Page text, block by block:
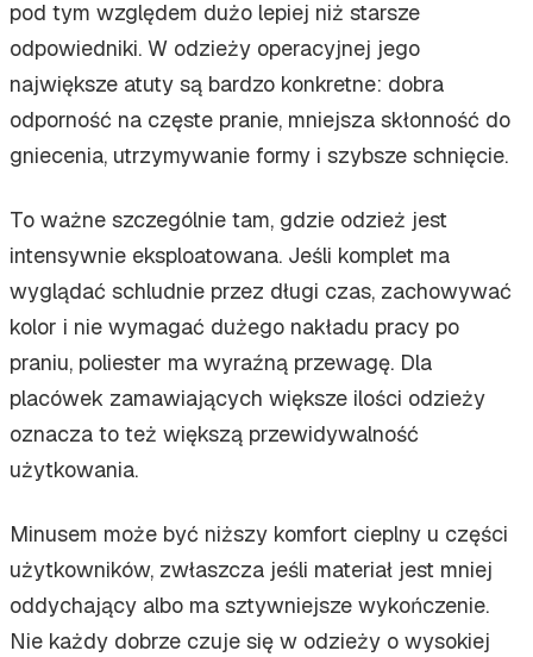
pod tym względem dużo lepiej niż starsze
odpowiedniki. W odzieży operacyjnej jego
największe atuty są bardzo konkretne: dobra
odporność na częste pranie, mniejsza skłonność do
gniecenia, utrzymywanie formy i szybsze schnięcie.
To ważne szczególnie tam, gdzie odzież jest
intensywnie eksploatowana. Jeśli komplet ma
wyglądać schludnie przez długi czas, zachowywać
kolor i nie wymagać dużego nakładu pracy po
praniu, poliester ma wyraźną przewagę. Dla
placówek zamawiających większe ilości odzieży
oznacza to też większą przewidywalność
użytkowania.
Minusem może być niższy komfort cieplny u części
użytkowników, zwłaszcza jeśli materiał jest mniej
oddychający albo ma sztywniejsze wykończenie.
Nie każdy dobrze czuje się w odzieży o wysokiej